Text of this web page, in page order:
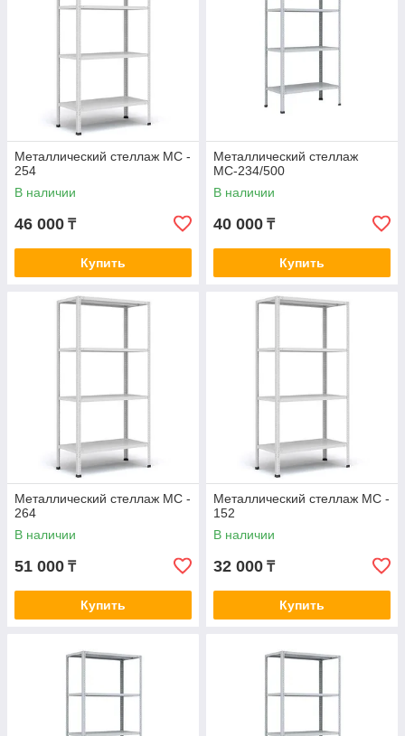
Металлический стеллаж МС -
254
В наличии
46 000 ₸
Купить
Металлический стеллаж
МС-234/500
В наличии
40 000 ₸
Купить
Металлический стеллаж МС -
264
В наличии
51 000 ₸
Купить
Металлический стеллаж МС -
152
В наличии
32 000 ₸
Купить